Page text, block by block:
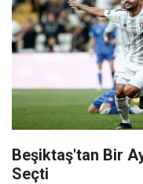
Beşiktaş'tan Bir
Seçti